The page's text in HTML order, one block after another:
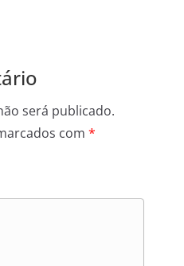
será publicado.
com *